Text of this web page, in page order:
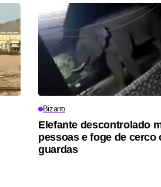
Bizarro
Elefante descontrolado
pessoas e foge de cerco
guardas